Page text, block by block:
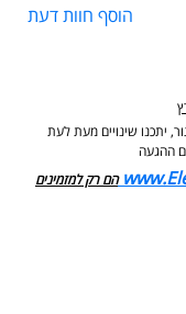
הוסף חוות דעת
יתכנו שינויים מעת לעת
ההגעה
הם רק למזמינים